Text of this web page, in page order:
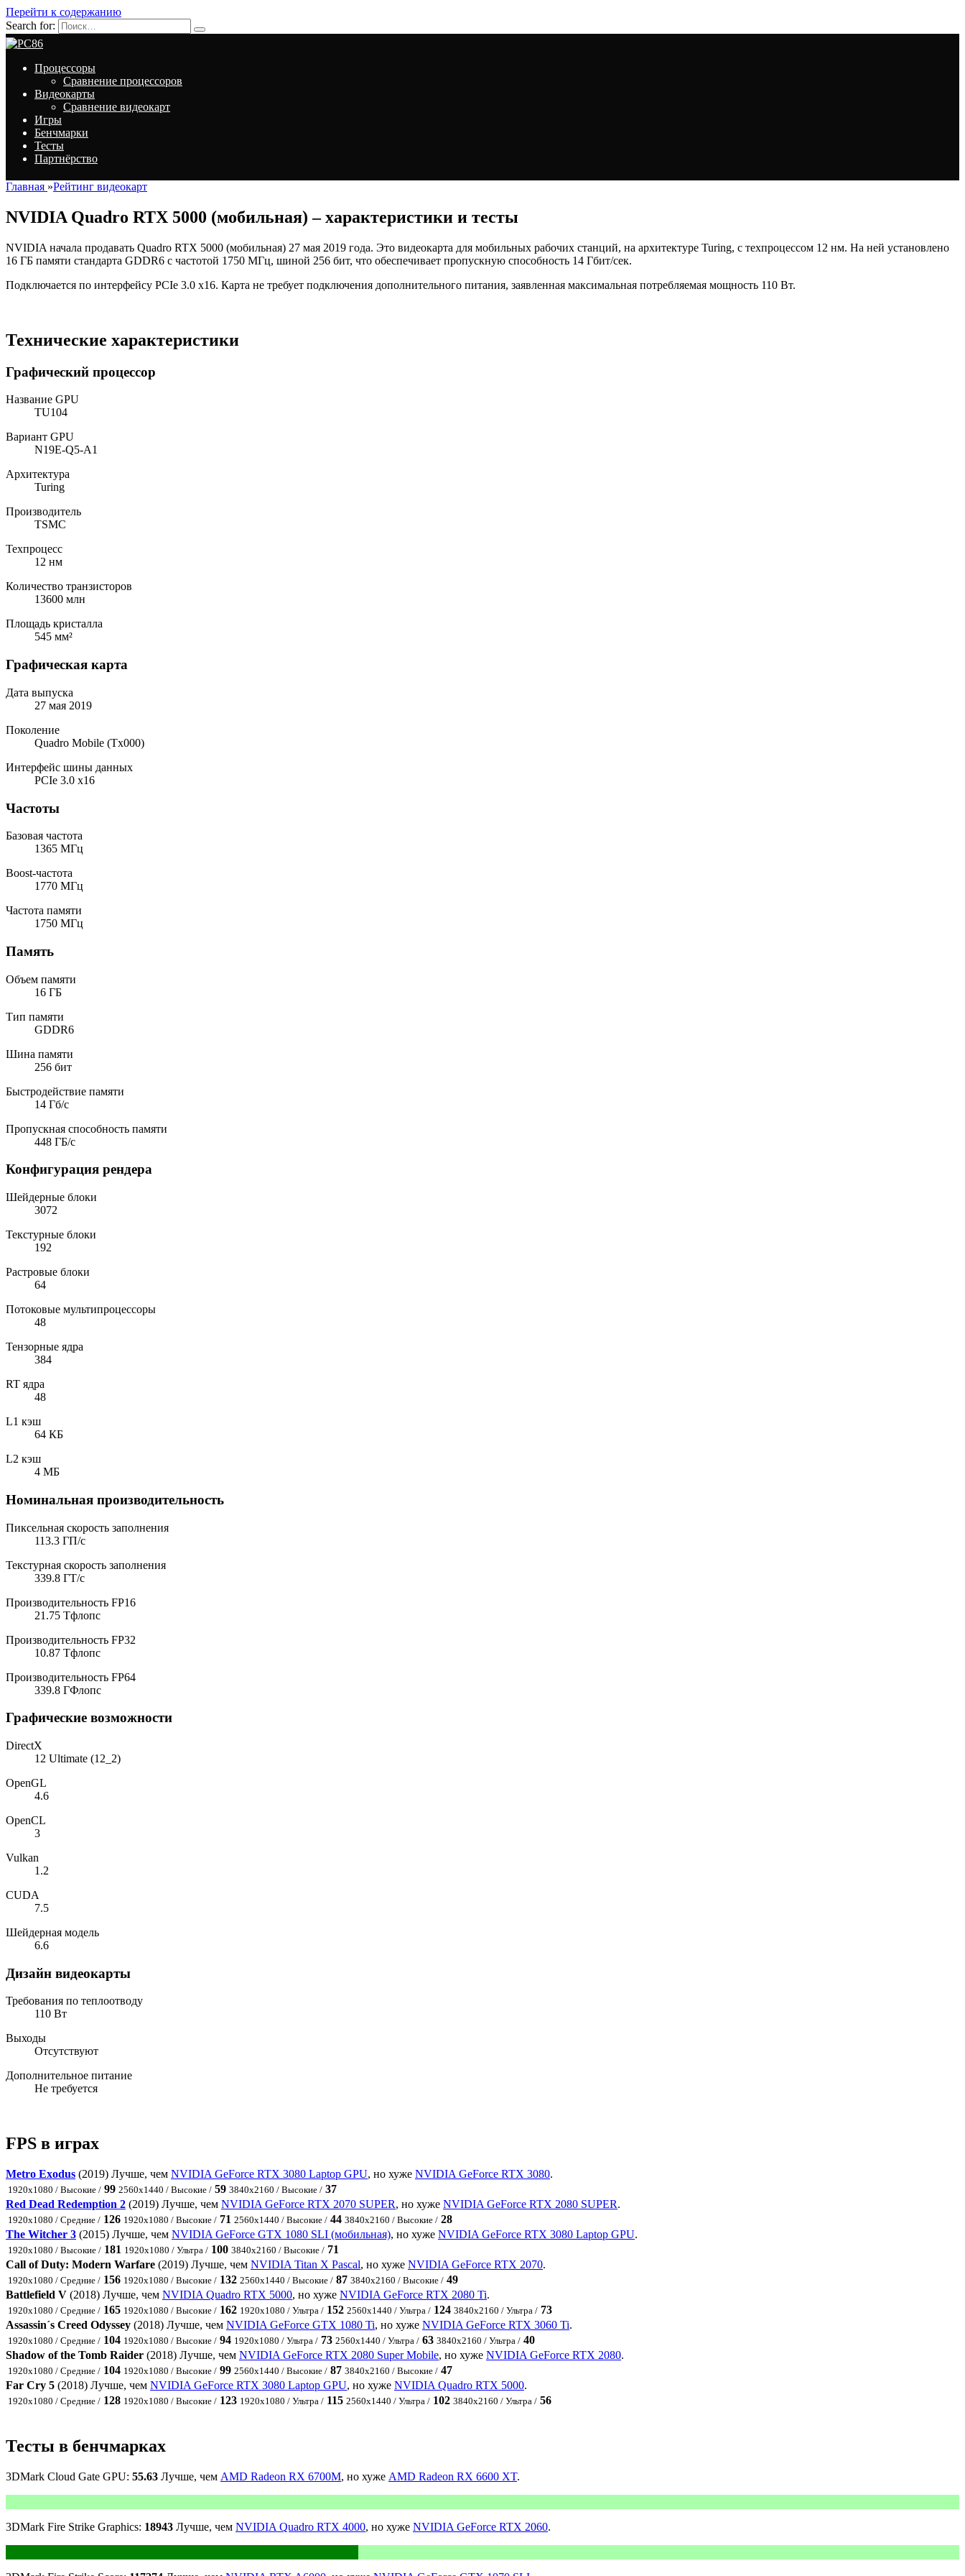
Перейти к содержанию
Search for:
Процессоры
Сравнение процессоров
Видеокарты
Сравнение видеокарт
Игры
Бенчмарки
Тесты
Партнёрство
Главная »Рейтинг видеокарт
NVIDIA Quadro RTX 5000 (мобильная) – характеристики и тесты
NVIDIA начала продавать Quadro RTX 5000 (мобильная) 27 мая 2019 года. Это видеокарта для мобильных рабочих станций, на архитектуре Turing, с техпроцессом 12 нм. На ней установлено
16 ГБ памяти стандарта GDDR6 с частотой 1750 МГц, шиной 256 бит, что обеспечивает пропускную способность 14 Гбит/сек.
Подключается по интерфейсу PCIe 3.0 x16. Карта не требует подключения дополнительного питания, заявленная максимальная потребляемая мощность 110 Вт.
Технические характеристики
Графический процессор
Название GPU
TU104
Вариант GPU
N19E-Q5-A1
Архитектура
Turing
Производитель
TSMC
Техпроцесс
12 нм
Количество транзисторов
13600 млн
Площадь кристалла
545 мм²
Графическая карта
Дата выпуска
27 мая 2019
Поколение
Quadro Mobile (Tx000)
Интерфейс шины данных
PCIe 3.0 x16
Частоты
Базовая частота
1365 МГц
Boost-частота
1770 МГц
Частота памяти
1750 МГц
Память
Объем памяти
16 ГБ
Тип памяти
GDDR6
Шина памяти
256 бит
Быстродействие памяти
14 Гб/с
Пропускная способность памяти
448 ГБ/с
Конфигурация рендера
Шейдерные блоки
3072
Текстурные блоки
192
Растровые блоки
64
Потоковые мультипроцессоры
48
Тензорные ядра
384
RT ядра
48
L1 кэш
64 КБ
L2 кэш
4 МБ
Номинальная производительность
Пиксельная скорость заполнения
113.3 ГП/с
Текстурная скорость заполнения
339.8 ГТ/с
Производительность FP16
21.75 Тфлопс
Производительность FP32
10.87 Тфлопс
Производительность FP64
339.8 ГФлопс
Графические возможности
DirectX
12 Ultimate (12_2)
OpenGL
4.6
OpenCL
3
Vulkan
1.2
CUDA
7.5
Шейдерная модель
6.6
Дизайн видеокарты
Требования по теплоотводу
110 Вт
Выходы
Отсутствуют
Дополнительное питание
Не требуется
FPS в играх
Metro Exodus (2019) Лучше, чем NVIDIA GeForce RTX 3080 Laptop GPU, но хуже NVIDIA GeForce RTX 3080.
1920x1080 / Высокие / 99 2560x1440 / Высокие / 59 3840x2160 / Высокие / 37
Red Dead Redemption 2 (2019) Лучше, чем NVIDIA GeForce RTX 2070 SUPER, но хуже NVIDIA GeForce RTX 2080 SUPER.
1920x1080 / Средние / 126 1920x1080 / Высокие / 71 2560x1440 / Высокие / 44 3840x2160 / Высокие / 28
The Witcher 3 (2015) Лучше, чем NVIDIA GeForce GTX 1080 SLI (мобильная), но хуже NVIDIA GeForce RTX 3080 Laptop GPU.
1920x1080 / Высокие / 181 1920x1080 / Ультра / 100 3840x2160 / Высокие / 71
Call of Duty: Modern Warfare (2019) Лучше, чем NVIDIA Titan X Pascal, но хуже NVIDIA GeForce RTX 2070.
1920x1080 / Средние / 156 1920x1080 / Высокие / 132 2560x1440 / Высокие / 87 3840x2160 / Высокие / 49
Battlefield V (2018) Лучше, чем NVIDIA Quadro RTX 5000, но хуже NVIDIA GeForce RTX 2080 Ti.
1920x1080 / Средние / 165 1920x1080 / Высокие / 162 1920x1080 / Ультра / 152 2560x1440 / Ультра / 124 3840x2160 / Ультра / 73
Assassin´s Creed Odyssey (2018) Лучше, чем NVIDIA GeForce GTX 1080 Ti, но хуже NVIDIA GeForce RTX 3060 Ti.
1920x1080 / Средние / 104 1920x1080 / Высокие / 94 1920x1080 / Ультра / 73 2560x1440 / Ультра / 63 3840x2160 / Ультра / 40
Shadow of the Tomb Raider (2018) Лучше, чем NVIDIA GeForce RTX 2080 Super Mobile, но хуже NVIDIA GeForce RTX 2080.
1920x1080 / Средние / 104 1920x1080 / Высокие / 99 2560x1440 / Высокие / 87 3840x2160 / Высокие / 47
Far Cry 5 (2018) Лучше, чем NVIDIA GeForce RTX 3080 Laptop GPU, но хуже NVIDIA Quadro RTX 5000.
1920x1080 / Средние / 128 1920x1080 / Высокие / 123 1920x1080 / Ультра / 115 2560x1440 / Ультра / 102 3840x2160 / Ультра / 56
Тесты в бенчмарках
3DMark Cloud Gate GPU: 55.63 Лучше, чем AMD Radeon RX 6700M, но хуже AMD Radeon RX 6600 XT.
3DMark Fire Strike Graphics: 18943 Лучше, чем NVIDIA Quadro RTX 4000, но хуже NVIDIA GeForce RTX 2060.